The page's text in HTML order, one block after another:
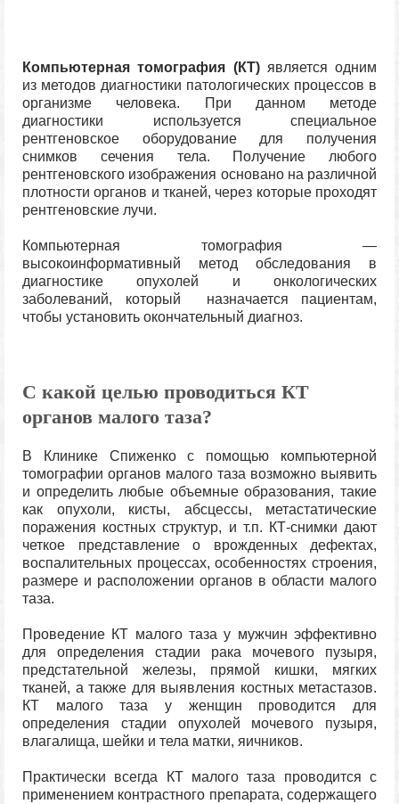
Компьютерная томография (КТ) является одним
из методов диагностики патологических процессов в
организме человека. При данном методе
диагностики используется специальное
рентгеновское оборудование для получения
снимков сечения тела. Получение любого
рентгеновского изображения основано на различной
плотности органов и тканей, через которые проходят
рентгеновские лучи.
Компьютерная томография —
высокоинформативный метод обследования в
диагностике опухолей и онкологических
заболеваний, который назначается пациентам,
чтобы установить окончательный диагноз.
С какой целью проводиться КТ
органов малого таза?
В Клинике Спиженко с помощью компьютерной
томографии органов малого таза возможно выявить
и определить любые объемные образования, такие
как опухоли, кисты, абсцессы, метастатические
поражения костных структур, и т.п. КТ-снимки дают
четкое представление о врожденных дефектах,
воспалительных процессах, особенностях строения,
размере и расположении органов в области малого
таза.
Проведение КТ малого таза у мужчин эффективно
для определения стадии рака мочевого пузыря,
предстательной железы, прямой кишки, мягких
тканей, а также для выявления костных метастазов.
КТ малого таза у женщин проводится для
определения стадии опухолей мочевого пузыря,
влагалища, шейки и тела матки, яичников.
Практически всегда КТ малого таза проводится с
применением контрастного препарата, содержащего